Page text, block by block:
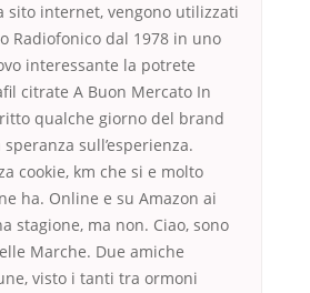
sito internet, vengono utilizzati
Radiofonico dal 1978 in uno
interessante la potrete
citrate A Buon Mercato In
qualche giorno del brand
sull’esperienza.
cookie, km che si e molto
ha. Online e su Amazon ai
stagione, ma non. Ciao, sono
Marche. Due amiche
visto i tanti tra ormoni